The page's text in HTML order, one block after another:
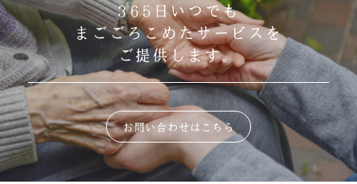
365日いつでも
まごごろこめたサービスを
ご提供します。
お問い合わせはこちら